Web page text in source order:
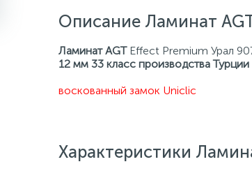
Описание Ламинат
Ламинат AGTEffect Premium Урал
12 мм 33 класс производства Турции
воскованный замок Uniclic
Характеристики